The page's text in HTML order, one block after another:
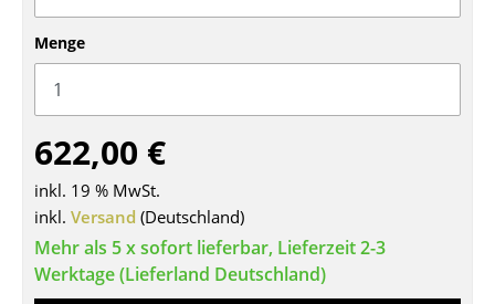
Einzelteile
... alle Sitzmöbel
Tische
Esstische
Beistelltische
Couchtische
Schreibtische
Menge
622,00 €
inkl. 19 % MwSt.
inkl. Versand (Deutschland)
Mehr als 5 x sofort lieferbar, Lieferzeit 2-3
Werktage (Lieferland Deutschland)